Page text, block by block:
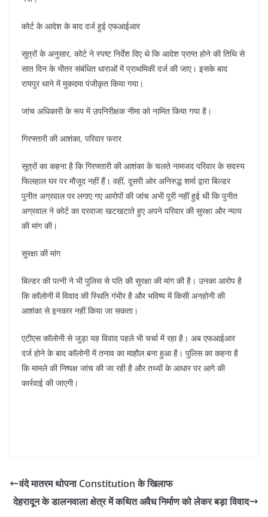
कोर्ट के आदेश के बाद दर्ज हुई एफआईआर
सूत्रों के अनुसार, कोर्ट ने स्पष्ट निर्देश दिए थे कि आदेश प्राप्त होने की तिथि से
सात दिन के भीतर संबंधित धाराओं में प्राथमिकी दर्ज की जाए। इसके बाद
रायपुर थाने में मुकदमा पंजीकृत किया गया।
जांच अधिकारी के रूप में उपनिरीक्षक नीमा को नामित किया गया है।
गिरफ्तारी की आशंका, परिवार फरार
सूत्रों का कहना है कि गिरफ्तारी की आशंका के चलते नामजद परिवार के सदस्य
फिलहाल घर पर मौजूद नहीं हैं। वहीं, दूसरी ओर अनिरुद्ध शर्मा द्वारा बिल्डर
पुनीत अग्रवाल पर लगाए गए आरोपों की जांच अभी पूरी नहीं हुई थी कि पुनीत
अग्रवाल ने कोर्ट का दरवाजा खटखटाते हुए अपने परिवार की सुरक्षा और न्याय
की मांग की।
सुरक्षा की मांग
बिल्डर की पत्नी ने भी पुलिस से पति की सुरक्षा की मांग की है। उनका आरोप है
कि कॉलोनी में विवाद की स्थिति गंभीर है और भविष्य में किसी अनहोनी की
आशंका से इनकार नहीं किया जा सकता।
एटीएस कॉलोनी से जुड़ा यह विवाद पहले भी चर्चा में रहा है। अब एफआईआर
दर्ज होने के बाद कॉलोनी में तनाव का माहौल बना हुआ है। पुलिस का कहना है
कि मामले की निष्पक्ष जांच की जा रही है और तथ्यों के आधार पर आगे की
कार्रवाई की जाएगी।
वंदे मातरम थोपना Constitution के खिलाफ
देहरादून के डालनवाला क्षेत्र में कथित अवैध निर्माण को लेकर बड़ा विवाद